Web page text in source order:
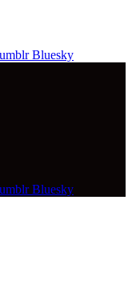
Bluesky
Bluesky